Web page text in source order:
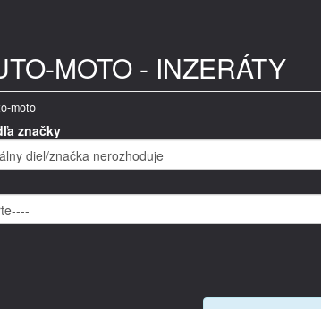
MOTO - INZERÁTY
moto
značky